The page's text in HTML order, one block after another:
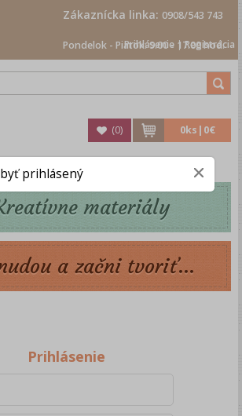
Zákaznícka linka: 0908/543 743
Pondelok - Piatok: 9.00 - 17.00 hod.
Prihlásenie|Registrácia
(0) 0ks| 0€
materiály
a začni tvoriť...
Prihlásenie
prihlásený